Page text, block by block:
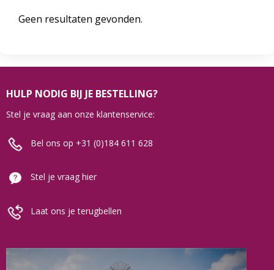
Geen resultaten gevonden.
HULP NODIG BIJ JE BESTELLING?
Stel je vraag aan onze klantenservice:
Bel ons op +31 (0)184 611 628
Stel je vraag hier
Laat ons je terugbellen